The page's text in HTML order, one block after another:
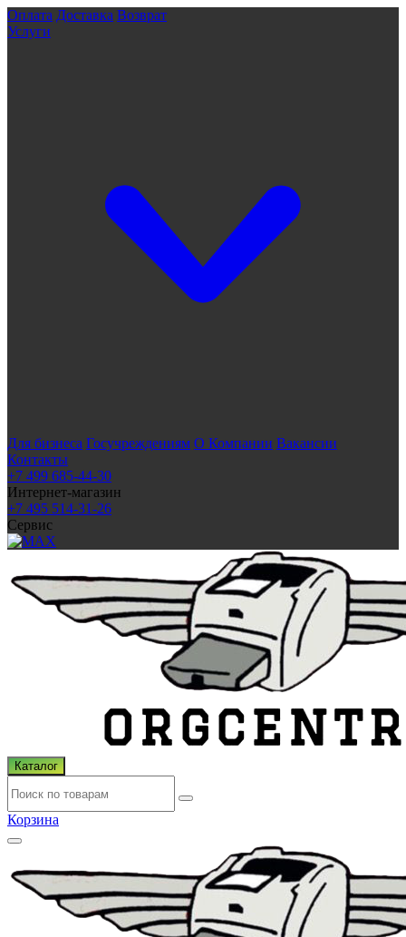
Оплата Доставка Возврат
Услуги
Для бизнеса Госучреждениям О Компании Вакансии
Контакты
+7 499 685-44-30
Интернет-магазин
+7 495 514-31-26
Сервис
Каталог
Корзина